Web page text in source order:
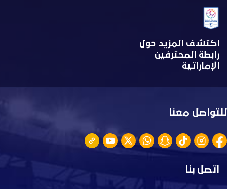
اكتشف المزيد حول
رابطة المحترفين
الإماراتية
للتواصل معنا
اتصل بنا